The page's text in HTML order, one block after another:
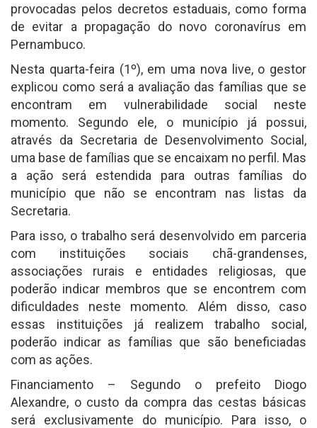
provocadas pelos decretos estaduais, como forma
de evitar a propagação do novo coronavírus em
Pernambuco.
Nesta quarta-feira (1º), em uma nova live, o gestor
explicou como será a avaliação das famílias que se
encontram em vulnerabilidade social neste
momento. Segundo ele, o município já possui,
através da Secretaria de Desenvolvimento Social,
uma base de famílias que se encaixam no perfil. Mas
a ação será estendida para outras famílias do
município que não se encontram nas listas da
Secretaria.
Para isso, o trabalho será desenvolvido em parceria
com instituições sociais chã-grandenses,
associações rurais e entidades religiosas, que
poderão indicar membros que se encontrem com
dificuldades neste momento. Além disso, caso
essas instituições já realizem trabalho social,
poderão indicar as famílias que são beneficiadas
com as ações.
Financiamento – Segundo o prefeito Diogo
Alexandre, o custo da compra das cestas básicas
será exclusivamente do município. Para isso, o